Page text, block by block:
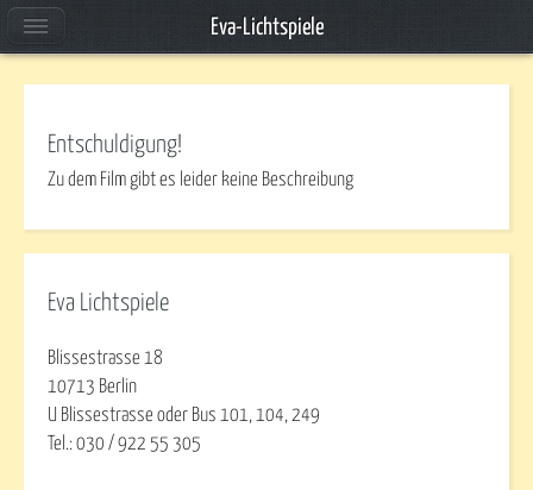
Eva Lichtspiele
Blissestrasse 18
10713 Berlin
U Blissestrasse oder Bus 101, 104, 249
Tel.: 030 / 922 55 305
Entschuldigung!
Zu dem Film gibt es leider keine Beschreibung
Eva-Lichtspiele